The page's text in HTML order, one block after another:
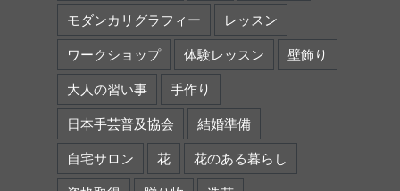
モダンカリグラフィー レッスン
ワークショップ 体験レッスン 壁飾り
大人の習い事 手作り
日本手芸普及協会 結婚準備
自宅サロン 花 花のある暮らし